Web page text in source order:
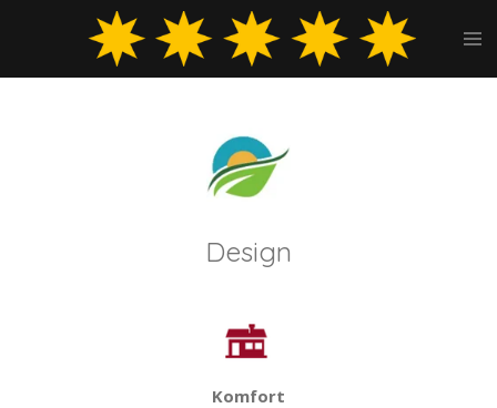
Hauptinhalt
Design
Komfort